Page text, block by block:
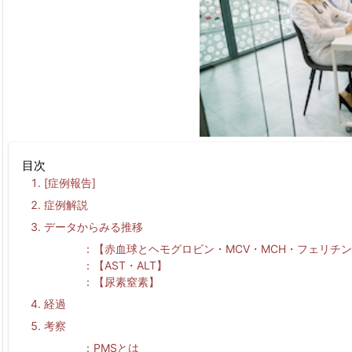
目次
[症例報告]
症例解説
データからみる推移
【赤血球とヘモグロビン・MCV・MCH・フェリチ
【AST・ALT】
【尿素窒素】
経過
考察
PMSとは